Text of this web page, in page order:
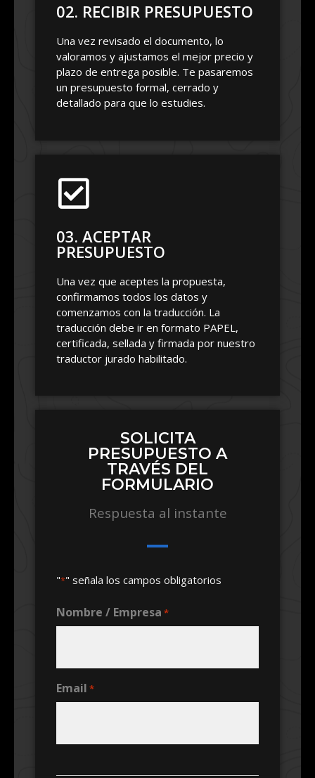
02. RECIBIR PRESUPUESTO
Una vez revisado el documento, lo
valoramos y ajustamos el mejor precio y
plazo de entrega posible. Te pasaremos
un presupuesto formal, cerrado y
detallado para que lo estudies.
03. ACEPTAR
PRESUPUESTO
Una vez que aceptes la propuesta,
confirmamos todos los datos y
comenzamos con la traducción. La
traducción debe ir en formato PAPEL,
certificada, sellada y firmada por nuestro
traductor jurado habilitado.
SOLICITA
PRESUPUESTO A
TRAVÉS DEL
FORMULARIO
Respuesta al instante
"*" señala los campos obligatorios
Nombre / Empresa *
Email *